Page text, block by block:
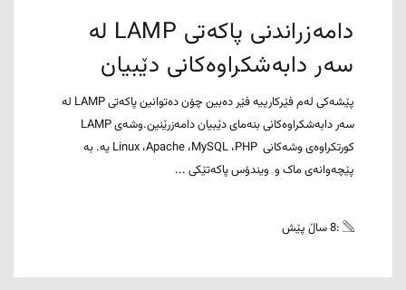
دامەزراندنی پاکەتی LAMP لە
سەر دابەشکراوەکانی دێبیان
پێشەکی لەم فێرکارییە فێر دەبین چۆن دەتوانین پاکەتی LAMP لە
سەر دابەشکراوەکانی بنەمای دێبیان دامەزرێنین.وشەی LAMP
کورتکراوەی وشەکانی Linux ،Apache ،MySQL ،PHP یە. بە
پێچەوانەی ماک و ویندۆس پاکەتێکی ...
:8 ساڵ پێش